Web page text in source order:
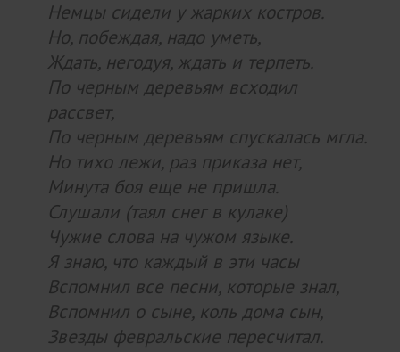
Немцы сидели у жарких костров.
Но, побеждая, надо уметь,
Ждать, негодуя, ждать и терпеть.
По черным деревьям всходил
рассвет,
По черным деревьям спускалась мгла.
Но тихо лежи, раз приказа нет,
Минута боя еще не пришла.
Слушали (таял снег в кулаке)
Чужие слова на чужом языке.
Я знаю, что каждый в эти часы
Вспомнил все песни, которые знал,
Вспомнил о сыне, коль дома сын,
Звезды февральские пересчитал.